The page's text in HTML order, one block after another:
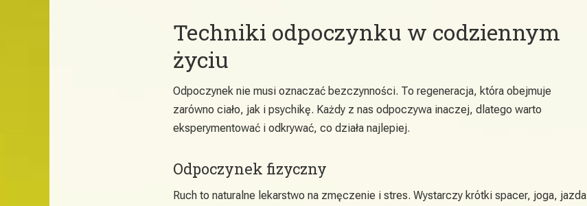
Techniki odpoczynku w codziennym
życiu
Odpoczynek nie musi oznaczać bezczynności. To regeneracja, która obejmuje
zarówno ciało, jak i psychikę. Każdy z nas odpoczywa inaczej, dlatego warto
eksperymentować i odkrywać, co działa najlepiej.
Odpoczynek fizyczny
Ruch to naturalne lekarstwo na zmęczenie i stres. Wystarczy krótki spacer, joga, jazda